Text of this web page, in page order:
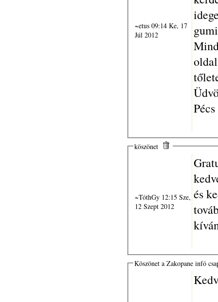
~etus 09:14 Ke, 17
Júl 2012
köszönet
~TóthGy 12:15 Sze,
12 Szept 2012
és
Köszönet a Zakopane infó